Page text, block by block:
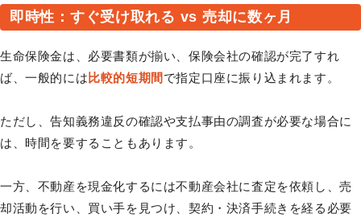
即時性：すぐ受け取れる vs 売却に数ヶ月
生命保険金は、必要書類が揃い、保険会社の確認が完了すれ
ば、一般的には 比較的短期間 で指定口座に振り込まれます。
ただし、告知義務違反の確認や支払事由の調査が必要な場合に
は、時間を要することもあります。
一方、不動産を現金化するには不動産会社に査定を依頼し、売
却活動を行い、買い手を見つけ、契約・決済手続きを経る必要